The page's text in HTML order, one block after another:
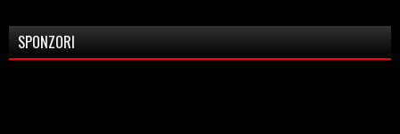
SPONZORI